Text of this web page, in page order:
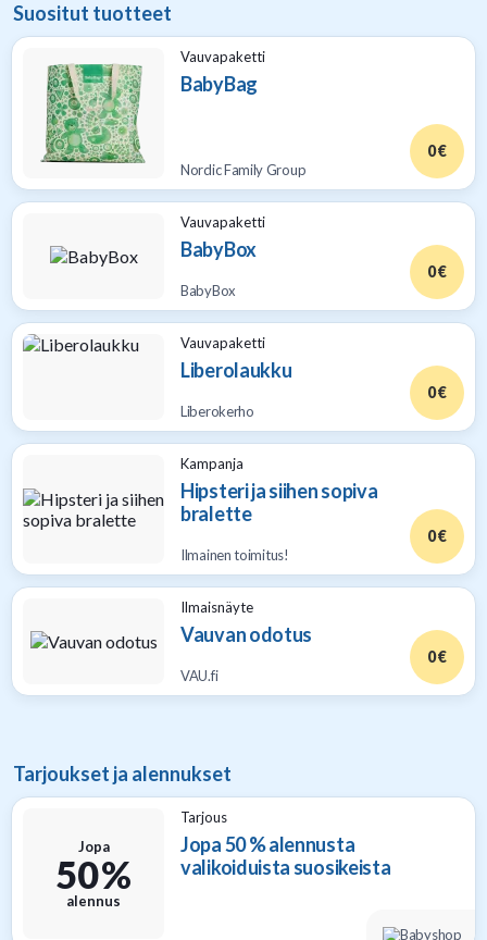
Suositut tuotteet
Vauvapaketti
BabyBag
Nordic Family Group
0 €
Vauvapaketti
BabyBox
BabyBox
0 €
Vauvapaketti
Liberolaukku
Liberokerho
0 €
Kampanja
Hipsteri ja siihen sopiva
bralette
Ilmainen toimitus!
0 €
Ilmaisnäyte
Vauvan odotus
VAU.fi
0 €
Tarjoukset ja alennukset
Jopa
50 %
alennus
Tarjous
Jopa 50 % alennusta
valikoiduista suosikeista